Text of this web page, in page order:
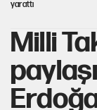
yarattı
Milli